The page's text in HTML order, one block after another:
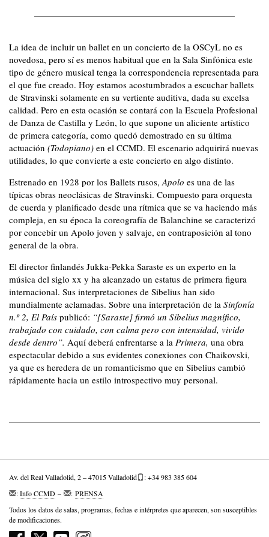
La idea de incluir un ballet en un concierto de la OSCyL no es
novedosa, pero sí es menos habitual que en la Sala Sinfónica este
tipo de género musical tenga la correspondencia representada para
el que fue creado. Hoy estamos acostumbrados a escuchar ballets
de Stravinski solamente en su vertiente auditiva, dada su excelsa
calidad. Pero en esta ocasión se contará con la Escuela Profesional
de Danza de Castilla y León, lo que supone un aliciente artístico
de primera categoría, como quedó demostrado en su última
actuación (Todopiano) en el CCMD. El escenario adquirirá nuevas
utilidades, lo que convierte a este concierto en algo distinto.
Estrenado en 1928 por los Ballets rusos, Apolo es una de las
típicas obras neoclásicas de Stravinski. Compuesto para orquesta
de cuerda y planificado desde una rítmica que se va haciendo más
compleja, en su época la coreografía de Balanchine se caracterizó
por concebir un Apolo joven y salvaje, en contraposición al tono
general de la obra.
El director finlandés Jukka-Pekka Saraste es un experto en la
música del siglo xx y ha alcanzado un estatus de primera figura
internacional. Sus interpretaciones de Sibelius han sido
mundialmente aclamadas. Sobre una interpretación de la Sinfonía
n.º 2, El País publicó: “[Saraste] firmó un Sibelius magnífico,
trabajado con cuidado, con calma pero con intensidad, vivido
desde dentro”. Aquí deberá enfrentarse a la Primera, una obra
espectacular debido a sus evidentes conexiones con Chaikovski,
ya que es heredera de un romanticismo que en Sibelius cambió
rápidamente hacia un estilo introspectivo muy personal.
Av. del Real Valladolid, 2 – 47015 Valladolid
: +34 983 385 604
:Info CCMD – : PRENSA
Todos los datos de salas, programas, fechas e intérpretes que aparecen, son susceptibles
de modificaciones.